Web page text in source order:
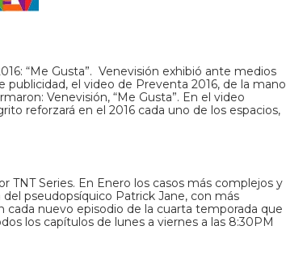
“Me Gusta”. Venevisión exhibió ante medios
el video de Preventa 2016, de la mano
Venevisión, “Me Gusta”. En el video
reforzará en el 2016 cada uno de los espacios,
TNT Series. En Enero los casos más complejos y
pseudopsíquico Patrick Jane, con más
cada nuevo episodio de la cuarta temporada que
los capítulos de lunes a viernes a las 8:30PM